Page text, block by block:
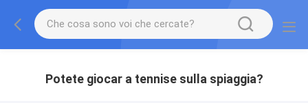
Potete giocar a tennise sulla spiaggia?